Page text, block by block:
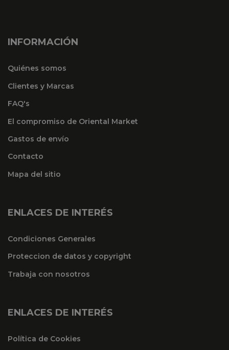
INFORMACIÓN
Quiénes somos
Clientes y Marcas
FAQ's
El compromiso de Oriental Market
Gastos de envío
Contacto
Mapa del sitio
ENLACES DE INTERÉS
Condiciones Generales
Proteccion de datos y copyright
Trabaja con nosotros
ENLACES DE INTERÉS
Política de Cookies